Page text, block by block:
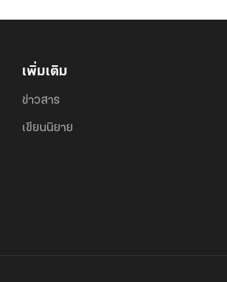
เพิ่มเติม
ข่าวสาร
เขียนนิยาย